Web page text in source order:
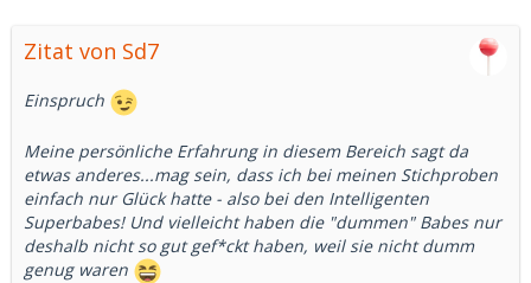
Zitat von Sd7
Einspruch
Meine persönliche Erfahrung in diesem Bereich sagt da
etwas anderes...mag sein, dass ich bei meinen Stichproben
einfach nur Glück hatte - also bei den Intelligenten
Superbabes! Und vielleicht haben die "dummen" Babes nur
deshalb nicht so gut gef*ckt haben, weil sie nicht dumm
genug waren